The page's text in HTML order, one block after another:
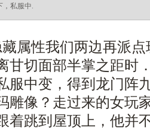
，私服中.
属性我们两边再派
甘切面部半掌之距时
服中变，得到龙门阵
雕像？走过来的女玩
着跳到屋顶上，他并